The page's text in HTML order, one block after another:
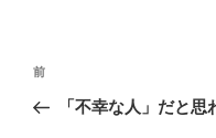
投
ナ
前
の
前
「不幸な人」だと